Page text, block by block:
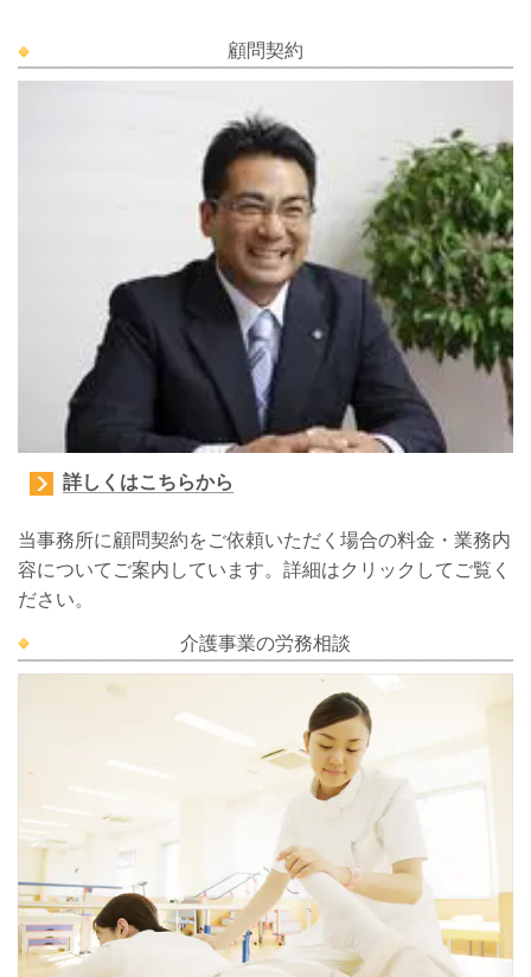
顧問契約
詳しくはこちらから
当事務所に顧問契約をご依頼いただく場合の料金・業務内
容についてご案内しています。詳細はクリックしてご覧く
ださい。
介護事業の労務相談